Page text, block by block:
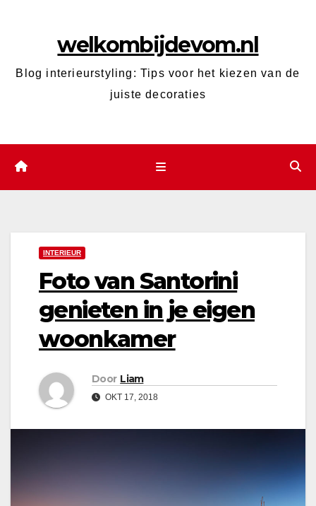
inhoud
welkombijdevom.nl
Blog interieurstyling: Tips voor het kiezen van de
juiste decoraties
INTERIEUR
Foto van Santorini
genieten in je eigen
woonkamer
Door Liam
OKT 17, 2018